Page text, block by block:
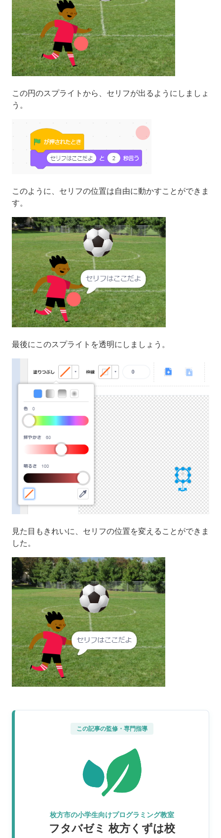
この円のスプライトから、セリフが出るようにしましょ
う。
このように、セリフの位置は自由に動かすことができま
す。
最後にこのスプライトを透明にしましょう。
見た目もきれいに、セリフの位置を変えることができま
した。
この記事の監修・専門指導
枚方市の小学生向けプログラミング教室
フタバゼミ 枚方くずは校